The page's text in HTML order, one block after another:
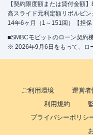
【契約限度額または貸付金額
高スライド元利定額リボルビ
14年6ヶ月（1～151回）【担
■SMBCモビットのローン契約
※ 2026年9月6日をもって、ロ
ご利用環境 運営者
利用規約
プライバシーポリシ